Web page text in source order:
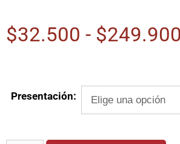
$32.500 - $249.900
Presentación: